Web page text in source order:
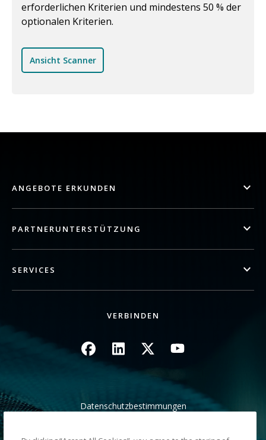
erforderlichen Kriterien und mindestens 50 % der
optionalen Kriterien.
Ansicht Scanner
ANGEBOTE ERKUNDEN
PARTNERUNTERSTÜTZUNG
SERVICES
VERBINDEN
Bild Bild Bild Bild
Datenschutzbestimmungen